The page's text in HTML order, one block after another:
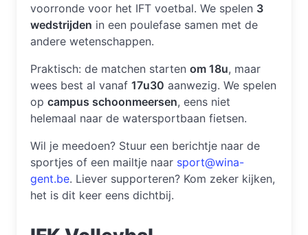
voorronde voor het IFT voetbal. We spelen 3
wedstrijden in een poulefase samen met de
andere wetenschappen.
Praktisch: de matchen starten om 18u, maar
wees best al vanaf 17u30 aanwezig. We spelen
op campus schoonmeersen, eens niet
helemaal naar de watersportbaan fietsen.
Wil je meedoen? Stuur een berichtje naar de
sportjes of een mailtje naar sport@wina-
gent.be. Liever supporteren? Kom zeker kijken,
het is dit keer eens dichtbij.